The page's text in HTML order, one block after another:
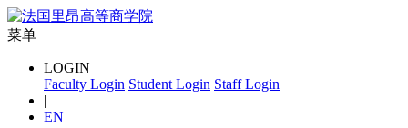
菜单
LOGIN
Faculty Login Student Login Staff Login
|
EN